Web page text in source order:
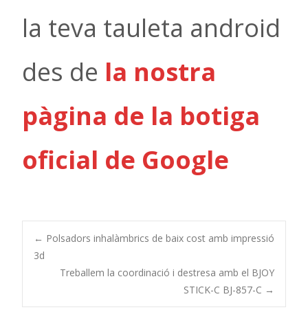
la teva tauleta android
des de la nostra
pàgina de la botiga
oficial de Google
Post
navigation
← Polsadors inhalàmbrics de baix cost amb impressió
3d
Treballem la coordinació i destresa amb el BJOY
STICK-C BJ-857-C →